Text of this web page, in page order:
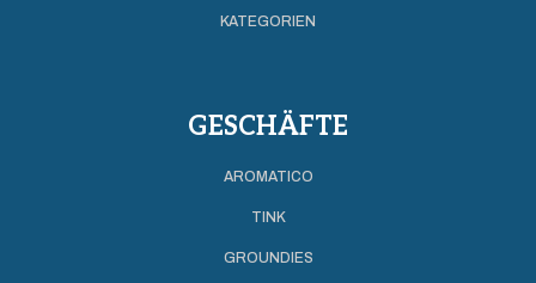
KATEGORIEN
GESCHÄFTE
AROMATICO
TINK
GROUNDIES